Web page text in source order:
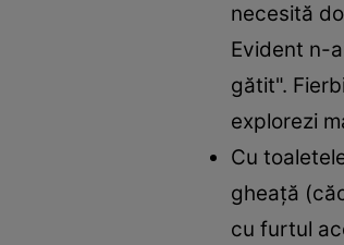
necesită
Evident n-
gătit".
explorezi
Cu
gheață
cu furtul